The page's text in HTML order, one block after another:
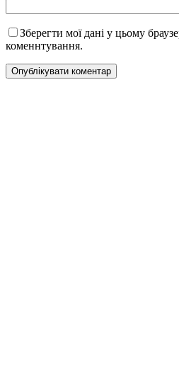
Зберегти мої дані у цьому
коменнтування.